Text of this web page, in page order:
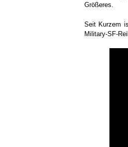
Größeres.
Seit Kurzem
Military-SF-